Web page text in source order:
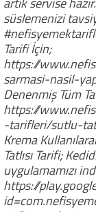
süslemenizi
Tarifi İçin;
https://
sarmasi-nasil-
Denenmiş Tüm
https://
-tarifleri/sutlu-
Krema
Tatlısı Tarifi;
uygulamamızı
https://